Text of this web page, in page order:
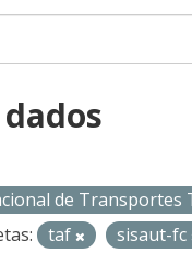
de Transportes
taf sisaut-fc